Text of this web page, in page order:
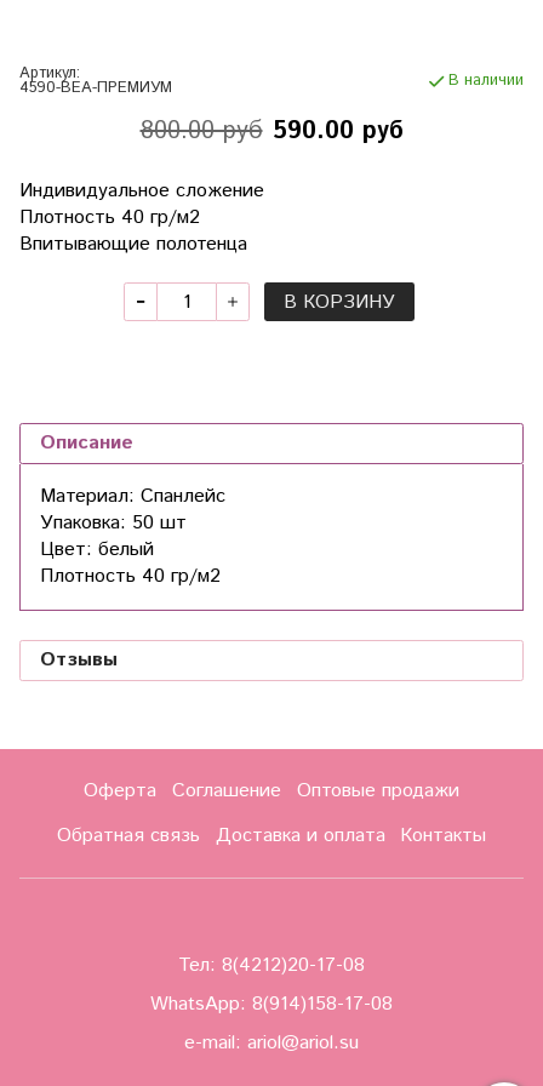
Артикул:
4590-BEA-ПРЕМИУМ В наличии
800.00 руб 590.00 руб
Индивидуальное сложение
Плотность 40 гр/м2
Впитывающие полотенца
В КОРЗИНУ
Описание
Материал: Спанлейс
Упаковка: 50 шт
Цвет: белый
Плотность 40 гр/м2
Отзывы
Оферта Соглашение
Оптовые продажи
Обратная связь
Доставка и оплата Контакты
Тел: 8(4212)20-17-08
WhatsApp: 8(914)158-17-08
e-mail: ariol@ariol.su